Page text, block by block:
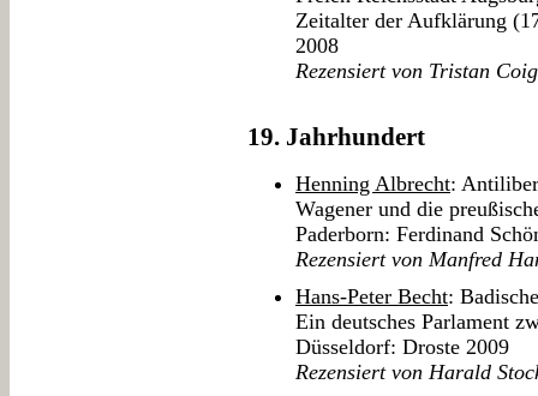
Zeitalter der Aufklärung
2008
Rezensiert von Tristan
19. Jahrhundert
Henning Albrecht:
Wagener und die
Paderborn: Ferdinand
Rezensiert von Manfred
Hans-Peter Becht:
Ein deutsches Parlament
Düsseldorf: Droste 2009
Rezensiert von Harald